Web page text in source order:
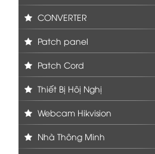
CONVERTER
Patch panel
Patch Cord
Thiết Bị Hôị Nghị
Webcam Hikvision
Nhà Thông Minh